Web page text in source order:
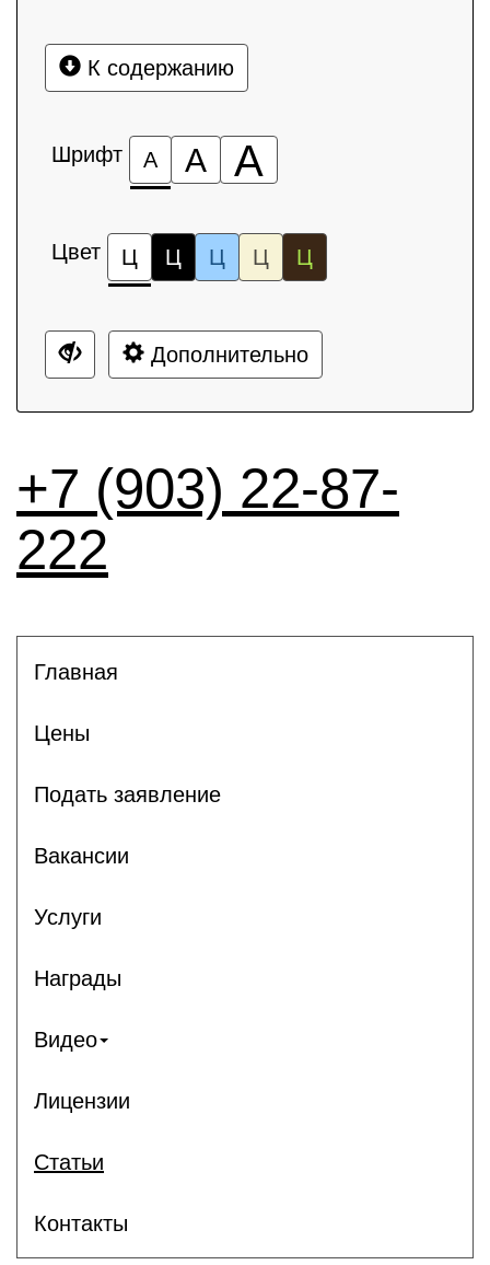
К содержанию
Шрифт А А А
Цвет Ц Ц Ц Ц Ц
Дополнительно
+7 (903) 22-87-
222
Главная
Цены
Подать заявление
Вакансии
Услуги
Награды
Видео
Лицензии
Статьи
Контакты